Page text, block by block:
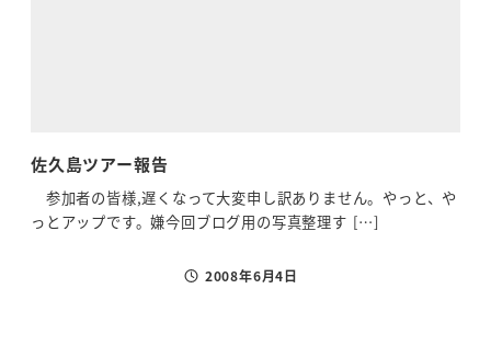
佐久島ツアー報告
参加者の皆様,遅くなって大変申し訳ありません。やっと、や
っとアップです。嫌今回ブログ用の写真整理す […]
投稿日2008年6月4日